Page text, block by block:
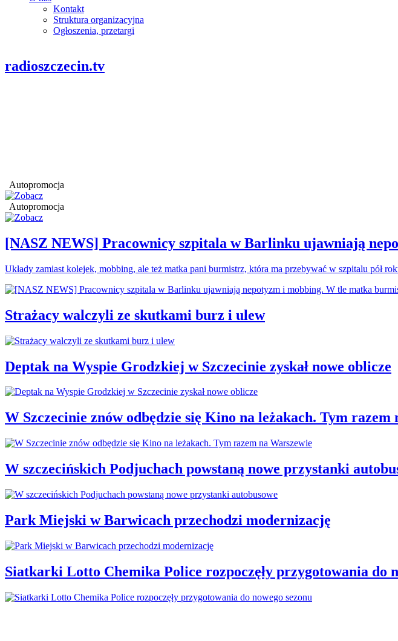
Kontakt
Struktura organizacyjna
Ogłoszenia, przetargi
radioszczecin.tv
Autopromocja
Autopromocja
[NASZ NEWS] Pracownicy szpitala w Barlinku ujawniają
Układy zamiast kolejek, mobbing, ale też matka pani burmistrz, która ma przebywać w szpitalu pół
Strażacy walczyli ze skutkami burz i ulew
Deptak na Wyspie Grodzkiej w Szczecinie zyskał nowe oblicze
W Szczecinie znów odbędzie się Kino na leżakach. Tym razem
W szczecińskich Podjuchach powstaną nowe przystanki
Park Miejski w Barwicach przechodzi modernizację
Siatkarki Lotto Chemika Police rozpoczęły przygotowania do